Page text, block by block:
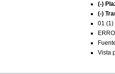
(-)
(-)
01 (1)
Vista